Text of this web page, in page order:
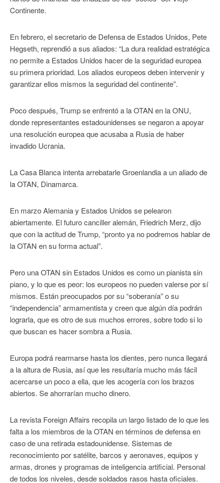
Continente.
En febrero, el secretario de Defensa de Estados Unidos, Pete
Hegseth, reprendió a sus aliados: “La dura realidad estratégica
no permite a Estados Unidos hacer de la seguridad europea
su primera prioridad. Los aliados europeos deben intervenir y
garantizar ellos mismos la seguridad del continente”.
Poco después, Trump se enfrentó a la OTAN en la ONU,
donde representantes estadounidenses se negaron a apoyar
una resolución europea que acusaba a Rusia de haber
invadido Ucrania.
La Casa Blanca intenta arrebatarle Groenlandia a un aliado de
la OTAN, Dinamarca.
En marzo Alemania y Estados Unidos se pelearon
abiertamente. El futuro canciller alemán, Friedrich Merz, dijo
que con la actitud de Trump, “pronto ya no podremos hablar de
la OTAN en su forma actual”.
Pero una OTAN sin Estados Unidos es como un pianista sin
piano, y lo que es peor: los europeos no pueden valerse por sí
mismos. Están preocupados por su “soberanía” o su
“independencia” armamentista y creen que algún día podrán
lograrla, que es otro de sus muchos errores, sobre todo si lo
que buscan es hacer sombra a Rusia.
Europa podrá rearmarse hasta los dientes, pero nunca llegará
a la altura de Rusia, así que les resultaría mucho más fácil
acercarse un poco a ella, que les acogería con los brazos
abiertos. Se ahorrarían mucho dinero.
La revista Foreign Affairs recopila un largo listado de lo que les
falta a los miembros de la OTAN en términos de defensa en
caso de una retirada estadounidense. Sistemas de
reconocimiento por satélite, barcos y aeronaves, equipos y
armas, drones y programas de inteligencia artificial. Personal
de todos los niveles, desde soldados rasos hasta oficiales.